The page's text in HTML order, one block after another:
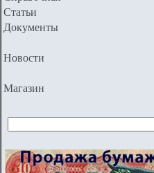
Статьи
Документы
Новости
Магазин